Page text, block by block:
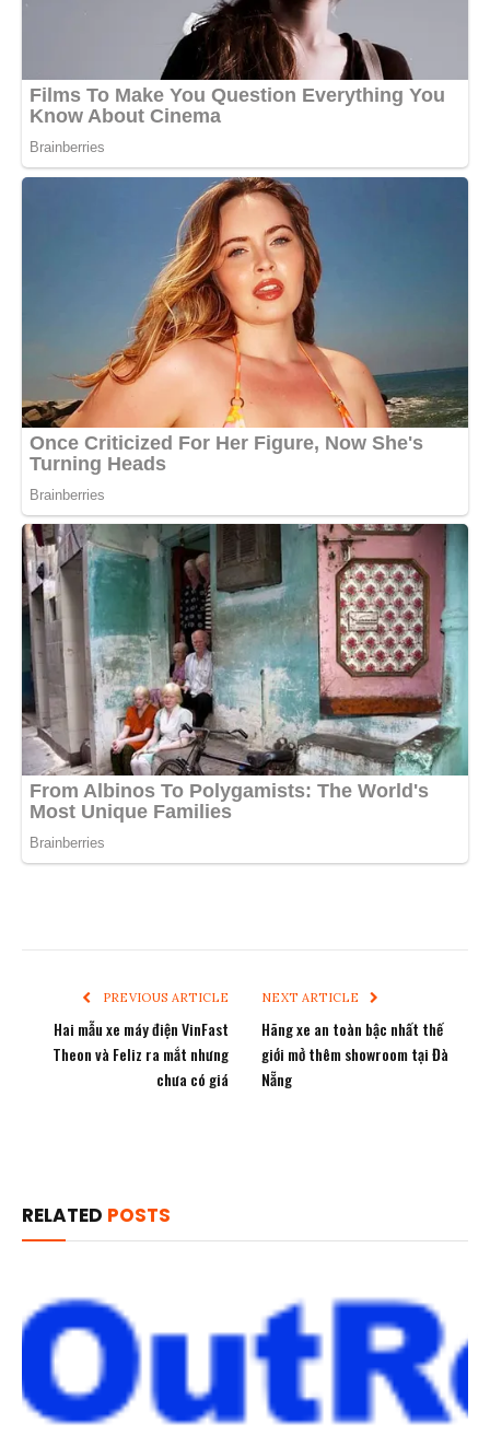
PREVIOUS ARTICLE
Hai mẫu xe máy điện VinFast
Theon và Feliz ra mắt nhưng
chưa có giá
NEXT ARTICLE
Hãng xe an toàn bậc nhất thế
giới mở thêm showroom tại Đà
Nẵng
RELATED POSTS